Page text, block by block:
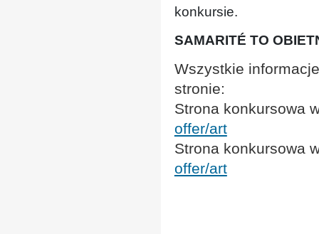
konkursie.
SAMARITÉ TO
Wszystkie
stronie:
Strona konkursowa
offer/art
Strona konkursowa
offer/art